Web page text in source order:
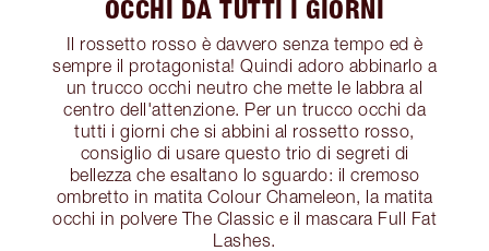
OCCHI DA TUTTI I GIORNI
Il rossetto rosso è davvero senza tempo ed è
sempre il protagonista! Quindi adoro abbinarlo a
un trucco occhi neutro che mette le labbra al
centro dell'attenzione. Per un trucco occhi da
tutti i giorni che si abbini al rossetto rosso,
consiglio di usare questo trio di segreti di
bellezza che esaltano lo sguardo: il cremoso
ombretto in matita Colour Chameleon, la matita
occhi in polvere The Classic e il mascara Full Fat
Lashes.